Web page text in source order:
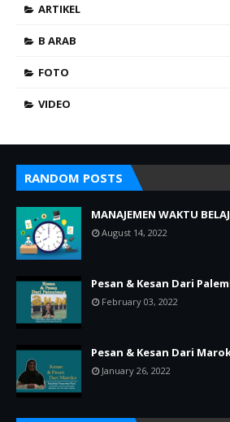
ARTIKEL
B ARAB
FOTO
VIDEO
RANDOM POSTS
MANAJEMEN WAKTU
August 14, 2022
Pesan & Kesan Dari
February 03, 2022
Pesan & Kesan Dari
January 26, 2022